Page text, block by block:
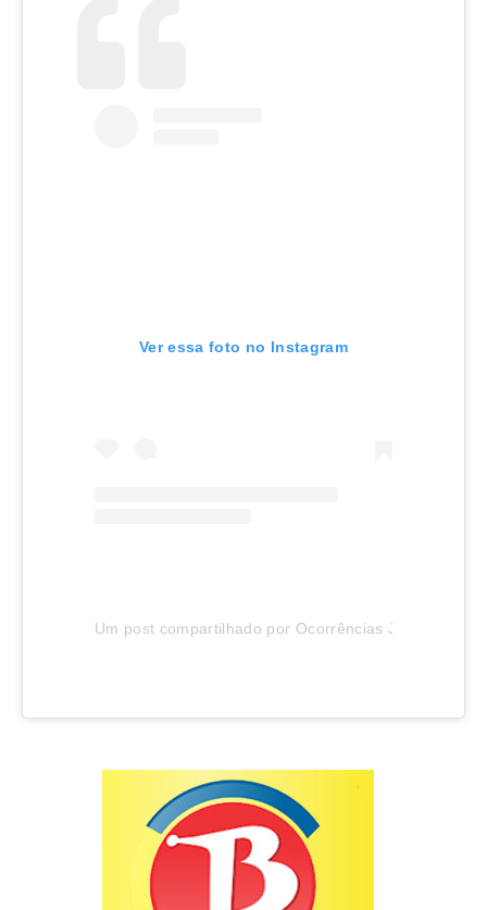
Ver essa foto no Instagram
Um post compartilhado por Ocorrências Joinville